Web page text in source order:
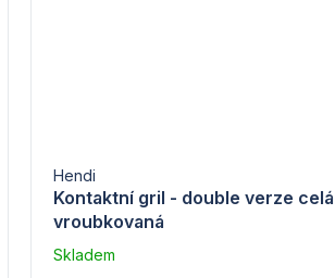
Kontaktní gril - double verze celá
vroubkovaná
Hendi
Skladem